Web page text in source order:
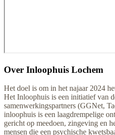
Over Inloophuis Lochem
Het doel is om in het najaar 2024
Het Inloophuis is een initiatief van
samenwerkingspartners (GGNet,
inloophuis is een laagdrempelige
gericht op meedoen, zingeving en
mensen die een psychische